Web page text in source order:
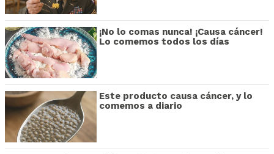
¡No lo comas nunca! ¡Causa cáncer!
Lo comemos todos los días
Este producto causa cáncer, y lo
comemos a diario